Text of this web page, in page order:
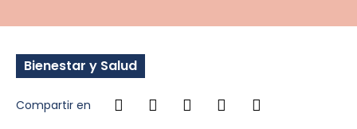
Bienestar y Salud
Compartir en